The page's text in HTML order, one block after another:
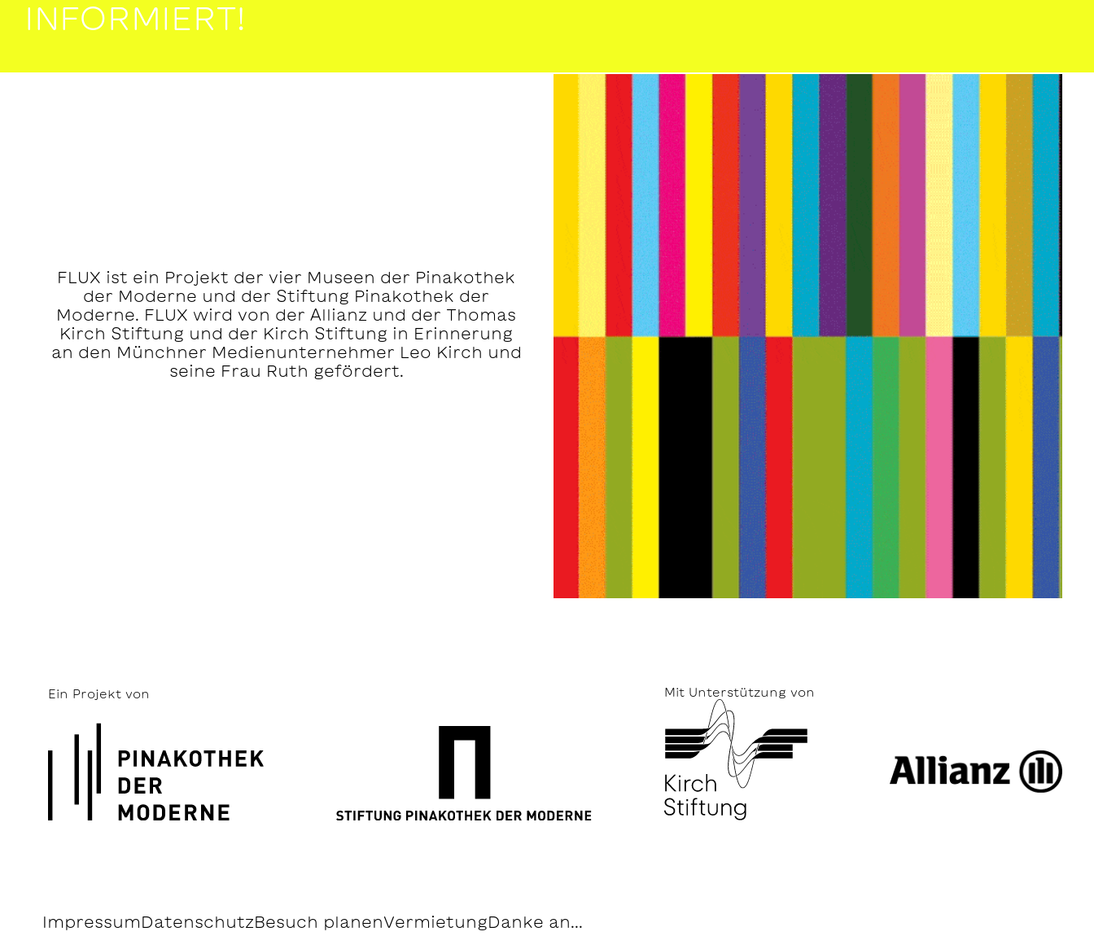
INFORMIERT!
FLUX ist ein Projekt der vier Museen der Pinakothek
der Moderne und der Stiftung Pinakothek der
Moderne. FLUX wird von der Allianz und der Thomas
Kirch Stiftung und der Kirch Stiftung in Erinnerung
an den Münchner Medienunternehmer Leo Kirch und
seine Frau Ruth gefördert.
Ein Projekt von Mit Unterstützung von
Impressum DatenschutzBesuch planenVermietungDanke an...